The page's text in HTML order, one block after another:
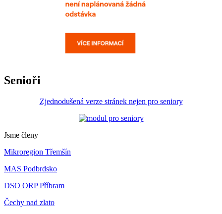
Senioři
Zjednodušená verze stránek nejen pro seniory
Jsme členy
Mikroregion Třemšín
MAS Podbrdsko
DSO ORP Příbram
Čechy nad zlato